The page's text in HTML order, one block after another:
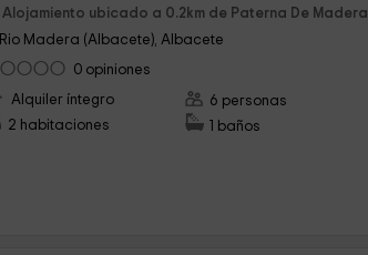
Alojamiento ubicado a 0.2km de Paterna De Madera
Rio Madera (Albacete), Albacete
0 opiniones
Alquiler íntegro
2 habitaciones
6 personas
1 baños